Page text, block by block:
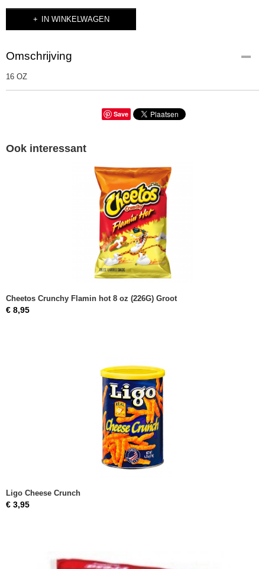
IN WINKELWAGEN
Omschrijving
16 OZ
Save
Ook interessant
Cheetos Crunchy Flamin hot 8 oz (226G) Groot
€ 8,95
Ligo Cheese Crunch
€ 3,95